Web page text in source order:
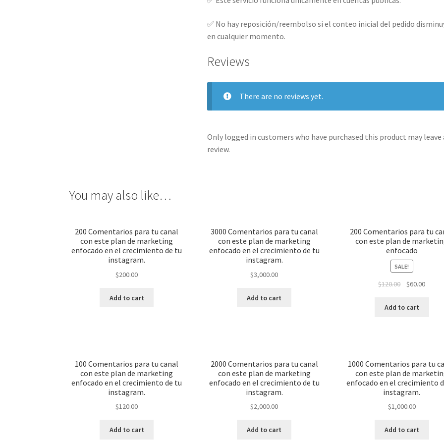
✅ No hay reposición/reembolso si el conteo inicial del pedido
en cualquier momento.
Reviews
There are no reviews yet.
Only logged in customers who have purchased this product may leave
review.
You may also like…
200 Comentarios para tu canal
con este plan de marketing
enfocado en el crecimiento de tu
instagram.
$200.00
Add to cart
3000 Comentarios para tu canal
con este plan de marketing
enfocado en el crecimiento de tu
instagram.
$3,000.00
Add to cart
200 Comentarios para tu
con este plan de
enfocado
SALE!
$120.00 $60.00
Add to cart
100 Comentarios para tu canal
con este plan de marketing
enfocado en el crecimiento de tu
instagram.
$120.00
Add to cart
2000 Comentarios para tu canal
con este plan de marketing
enfocado en el crecimiento de tu
instagram.
$2,000.00
Add to cart
1000 Comentarios para tu
con este plan de
enfocado en el crecimiento
instagram.
$1,000.00
Add to cart